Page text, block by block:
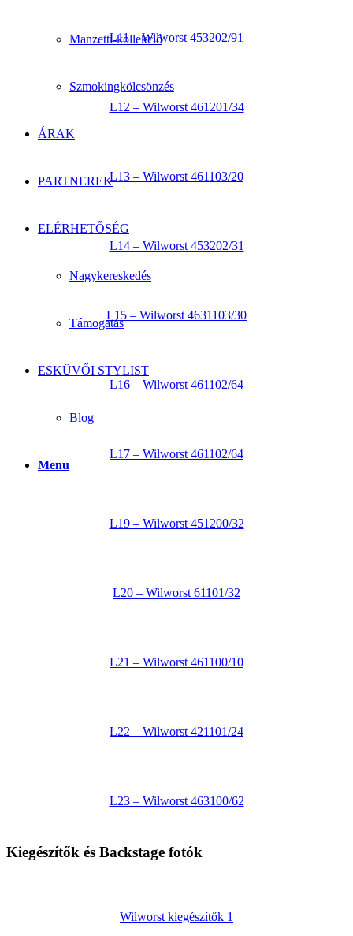
Manzetti-kollekció
Szmokingkölcsönzés
ÁRAK
PARTNEREK
ELÉRHETŐSÉG
Nagykereskedés
Támogatás
ESKÜVŐI STYLIST
Blog
Menu
L11 – Wilworst 453202/91
L12 – Wilworst 461201/34
L13 – Wilworst 461103/20
L14 – Wilworst 453202/31
L15 – Wilworst 4631103/30
L16 – Wilworst 461102/64
L17 – Wilworst 461102/64
L19 – Wilworst 451200/32
L20 – Wilworst 61101/32
L21 – Wilworst 461100/10
L22 – Wilworst 421101/24
L23 – Wilworst 463100/62
Kiegészítők és Backstage fotók
Wilworst kiegészítők 1